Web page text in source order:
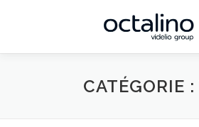
CATÉGORIE :